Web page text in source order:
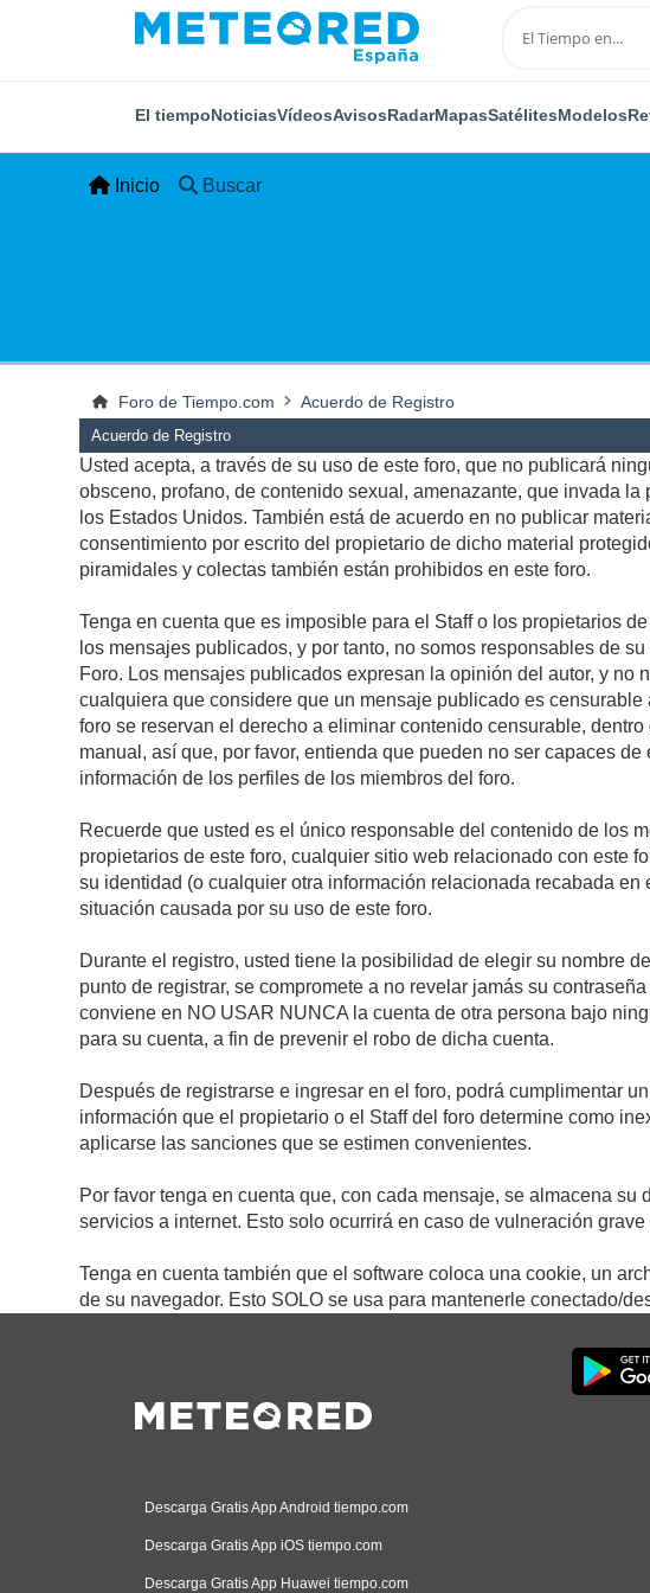
El tiempoNoticiasVídeosAvisosRadarMapasSatélitesModelos
Inicio Buscar
Foro de Tiempo.com Acuerdo de Registro
Acuerdo de Registro
Usted acepta, a través de su uso de este foro, que no publicará
obsceno, profano, de contenido sexual, amenazante, que invada
los Estados Unidos. También está de acuerdo en no publicar
consentimiento por escrito del propietario de dicho material
piramidales y colectas también están prohibidos en este foro.
Tenga en cuenta que es imposible para el Staff o los propietarios
los mensajes publicados, y por tanto, no somos responsables de
Foro. Los mensajes publicados expresan la opinión del autor, y
cualquiera que considere que un mensaje publicado es
foro se reservan el derecho a eliminar contenido censurable,
manual, así que, por favor, entienda que pueden no ser capaces
información de los perfiles de los miembros del foro.
Recuerde que usted es el único responsable del contenido de los
propietarios de este foro, cualquier sitio web relacionado con este
su identidad (o cualquier otra información relacionada recabada
situación causada por su uso de este foro.
Durante el registro, usted tiene la posibilidad de elegir su nombre
punto de registrar, se compromete a no revelar jamás su
conviene en NO USAR NUNCA la cuenta de otra persona bajo
para su cuenta, a fin de prevenir el robo de dicha cuenta.
Después de registrarse e ingresar en el foro, podrá cumplimentar
información que el propietario o el Staff del foro determine como
aplicarse las sanciones que se estimen convenientes.
Por favor tenga en cuenta que, con cada mensaje, se almacena
servicios a internet. Esto solo ocurrirá en caso de vulneración grave
Tenga en cuenta también que el software coloca una cookie, un
de su navegador. Esto SOLO se usa para mantenerle conectado/
Descarga Gratis App Android tiempo.com
Descarga Gratis App iOS tiempo.com
Descarga Gratis App Huawei tiempo.com